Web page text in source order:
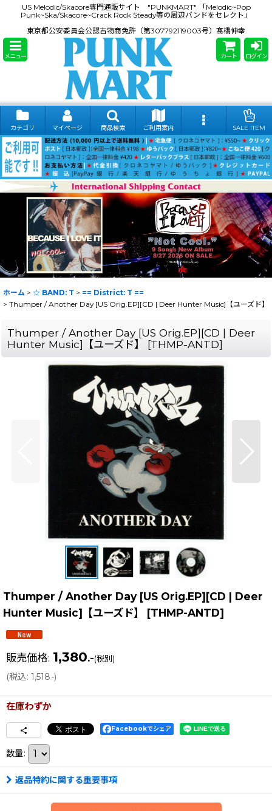
US Melodic/Skacore専門通販サイト "PUNKMART" 「Melodic~Pop
Punk~Ska/Skacore~Crack Rock Steady等の周辺バンドをセレクト」
東京都公安委員会公認古物商免許（第307792119003号）髙橋伸幸
メニュー カート ログイン
カテゴリ マイページ 商品検索 ご利用案内 SALE ITEM
ホーム > ☆ BAND: T > == District: T ==
> Thumper / Another Day [US Orig.EP][CD | Deer Hunter Music]【ユーズド】
Thumper / Another Day [US Orig.EP][CD | Deer
Hunter Music]【ユーズド】
[THMP-ANTD]
Thumper / Another Day [US Orig.EP][CD | Deer
Hunter Music]【ユーズド】
[THMP-ANTD]
販売価格: 1,380.-(税別)
(税込: 1,518.-)
在庫わずか
Facebookでシェア
数量:
返品特約に関する重要事項